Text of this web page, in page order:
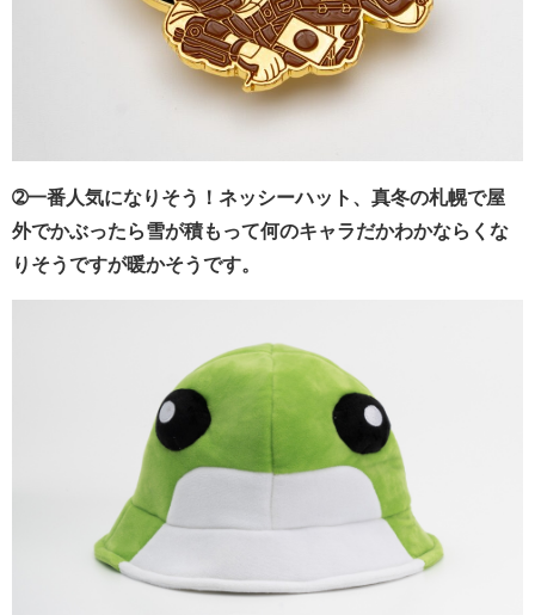
➁一番人気になりそう！ネッシーハット、真冬の札幌で屋
外でかぶったら雪が積もって何のキャラだかわかならくな
りそうですが暖かそうです。